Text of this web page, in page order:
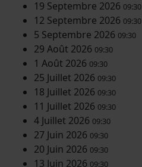
19 Septembre 2026 09:30
12 Septembre 2026 09:30
5 Septembre 2026 09:30
29 Août 2026 09:30
1 Août 2026 09:30
25 Juillet 2026 09:30
18 Juillet 2026 09:30
11 Juillet 2026 09:30
4 Juillet 2026 09:30
27 Juin 2026 09:30
20 Juin 2026 09:30
13 Juin 2026 09:30